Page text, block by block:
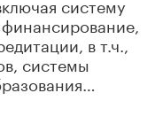
в т.ч.,
системы